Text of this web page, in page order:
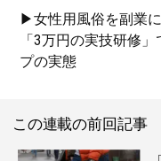
▶女性用風俗を副業
「3万円の実技研修
プの実態
この連載の前回記事